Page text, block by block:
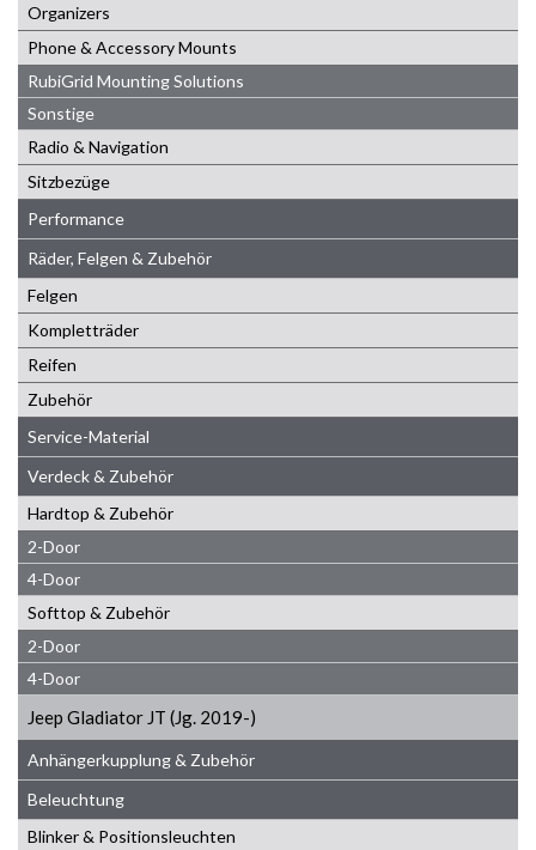
Organizers
Phone & Accessory Mounts
RubiGrid Mounting Solutions
Sonstige
Radio & Navigation
Sitzbezüge
Performance
Räder, Felgen & Zubehör
Felgen
Kompletträder
Reifen
Zubehör
Service-Material
Verdeck & Zubehör
Hardtop & Zubehör
2-Door
4-Door
Softtop & Zubehör
2-Door
4-Door
Jeep Gladiator JT (Jg. 2019-)
Anhängerkupplung & Zubehör
Beleuchtung
Blinker & Positionsleuchten